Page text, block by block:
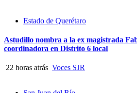
Estado de Querétaro
Astudillo nombra a la ex magistrada
coordinadora en Distrito 6 local
22 horas atrás Voces SJR